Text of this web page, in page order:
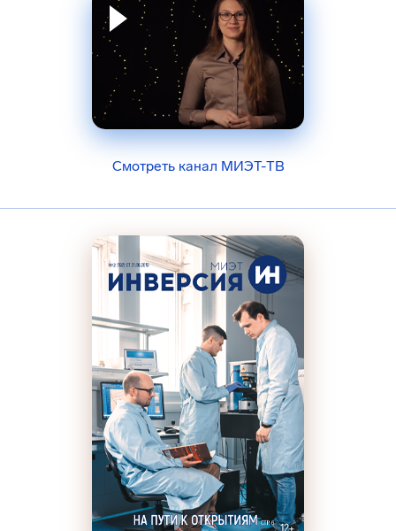
Смотреть канал МИЭТ-ТВ